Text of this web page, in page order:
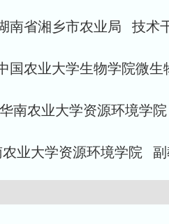
南省湘乡市农业局 技术
国农业大学生物学院微
南农业大学资源环境学
大学资源环境学院 副